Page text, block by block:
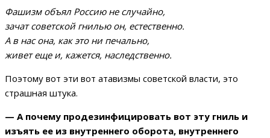
Фашизм объял Россию не случайно,
зачат советской гнилью он, естественно.
А в нас она, как это ни печально,
живет еще и, кажется, наследственно.
Поэтому вот эти вот атавизмы советской власти, это
страшная штука.
— А почему продезинфицировать вот эту гниль и
изъять ее из внутреннего оборота, внутреннего